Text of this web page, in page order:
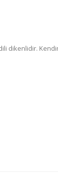
dikenlidir.